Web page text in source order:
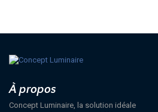
À propos
Concept Luminaire, la solution idéale